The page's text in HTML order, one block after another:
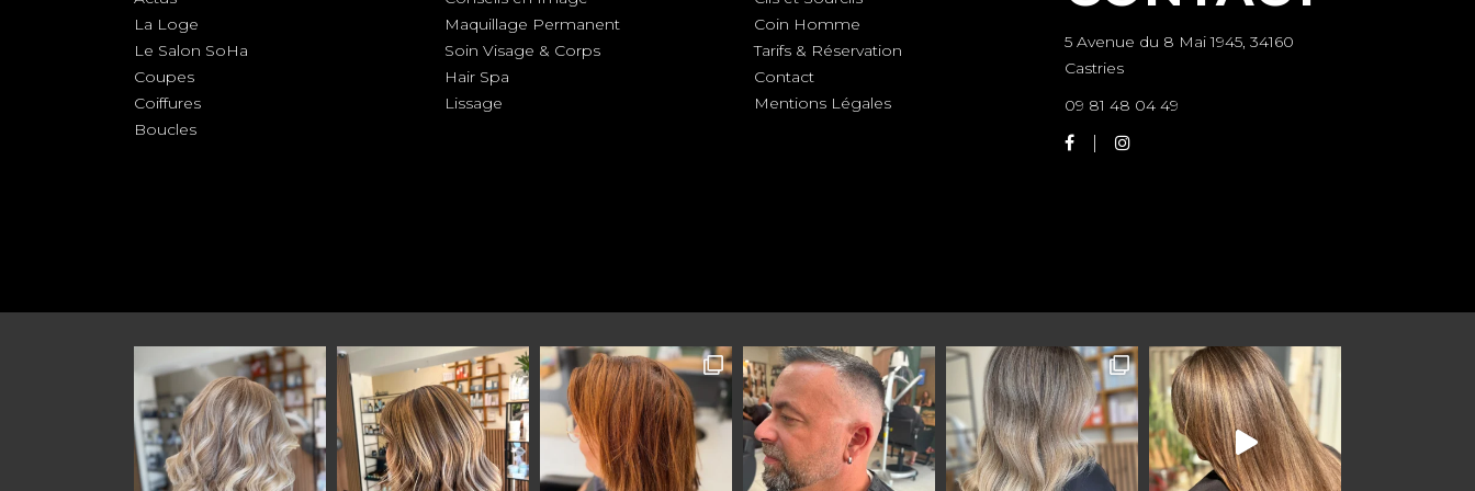
La Loge
Le Salon SoHa
Coupes
Coiffures
Boucles
Maquillage Permanent
Soin Visage & Corps
Hair Spa
Lissage
Coin Homme
Tarifs & Réservation
Contact
Mentions Légales
5 Avenue du 8 Mai 1945, 34160
Castries
09 81 48 04 49